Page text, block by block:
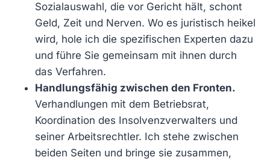
Sozialauswahl, die vor Gericht hält, schont
Geld, Zeit und Nerven. Wo es juristisch heikel
wird, hole ich die spezifischen Experten dazu
und führe Sie gemeinsam mit ihnen durch
das Verfahren.
Handlungsfähig zwischen den Fronten.
Verhandlungen mit dem Betriebsrat,
Koordination des Insolvenzverwalters und
seiner Arbeitsrechtler. Ich stehe zwischen
beiden Seiten und bringe sie zusammen,